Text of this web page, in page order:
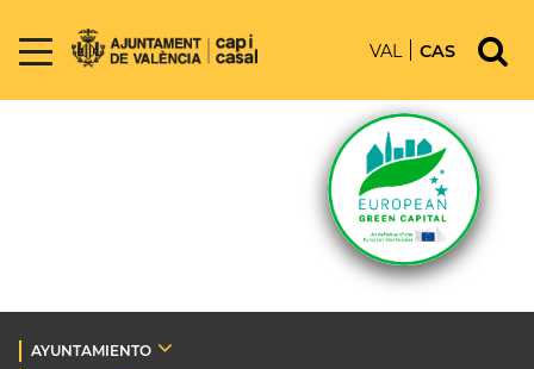
VAL CAS
AYUNTAMIENTO